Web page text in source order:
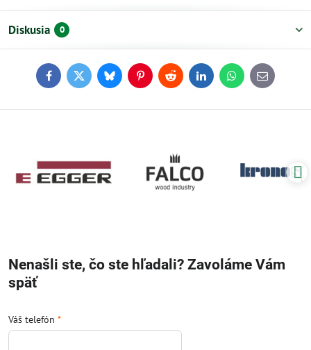
Diskusia 0
FacebookTwitterBlueskyPinterestReddit LinkedInWhatsApp
E-
mail
Nenašli ste, čo ste hľadali? Zavoláme Vám
späť
Váš telefón *